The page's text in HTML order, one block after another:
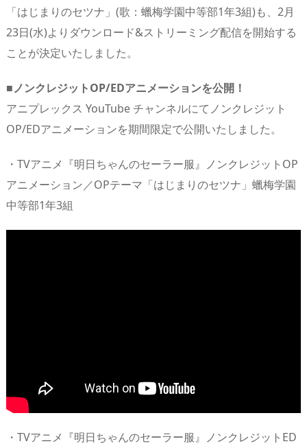
「はじまりのセツナ」(歌：蠟梅学園中等部1年3組)も、2月
23日(水)よりダウンロード&ストリーミング配信を開始する
ことが決定いたしました。
■ノンクレジットOP/EDアニメーションを公開！
アニプレックス YouTube チャンネルにてノンクレジット
OP/EDアニメーションを期間限定で公開いたしました。
・TVアニメ『明日ちゃんのセーラー服』ノンクレジットOP
アニメーション／OPテーマ「はじまりのセツナ」蠟梅学園
中等部1年3組
・TVアニメ『明日ちゃんのセーラー服』ノンクレジットED